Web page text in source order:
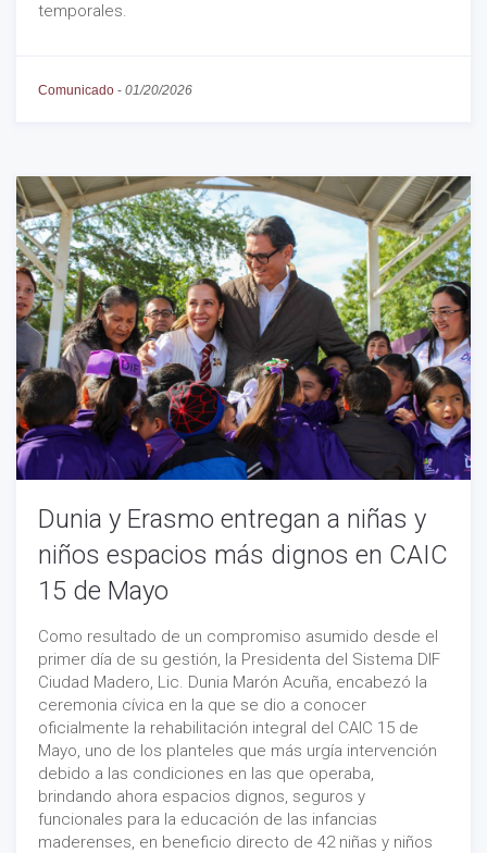
temporales.
Comunicado - 01/20/2026
Dunia y Erasmo entregan a niñas y
niños espacios más dignos en CAIC
15 de Mayo
Como resultado de un compromiso asumido desde el
primer día de su gestión, la Presidenta del Sistema DIF
Ciudad Madero, Lic. Dunia Marón Acuña, encabezó la
ceremonia cívica en la que se dio a conocer
oficialmente la rehabilitación integral del CAIC 15 de
Mayo, uno de los planteles que más urgía intervención
debido a las condiciones en las que operaba,
brindando ahora espacios dignos, seguros y
funcionales para la educación de las infancias
maderenses, en beneficio directo de 42 niñas y niños